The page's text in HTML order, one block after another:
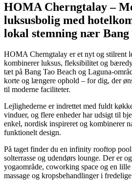
HOMA Cherngtalay –
luksusbolig med
lokal stemning nær Bang
HOMA Cherngtalay er et nyt og stilrent
kombinerer luksus, fleksibilitet og
tæt på Bang Tao Beach og Laguna-
korte og længere ophold – for dig, der
til moderne faciliteter.
Lejlighederne er indrettet med fuldt
vinduer, og flere enheder har udsigt til
enkel, nordisk inspireret og kombinerer
funktionelt design.
På taget finder du en infinity rooftop
solterrasse og udendørs lounge. Der er
yogaområde, coworking space og en
massage og kropsbehandlinger i